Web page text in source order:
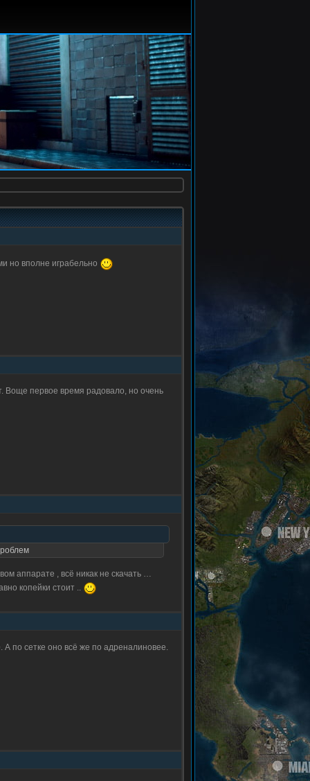
но вполне играбельно
Воще первое время радовало, но очень
аппарате , всё никак не скачать …
копейки стоит ..
по сетке оно всё же по адреналиновее.